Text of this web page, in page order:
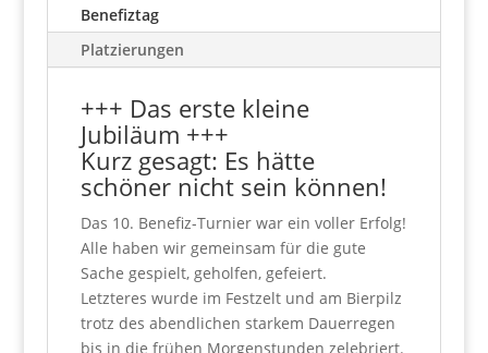
Benefiztag
Platzierungen
+++ Das erste kleine
Jubiläum +++
Kurz gesagt: Es hätte
schöner nicht sein können!
Das 10. Benefiz-Turnier war ein voller Erfolg!
Alle haben wir gemeinsam für die gute
Sache gespielt, geholfen, gefeiert.
Letzteres wurde im Festzelt und am Bierpilz
trotz des abendlichen starkem Dauerregen
bis in die frühen Morgenstunden zelebriert.